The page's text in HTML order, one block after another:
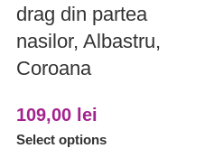
drag din partea
nasilor, Albastru,
Coroana
109,00 lei
Select options